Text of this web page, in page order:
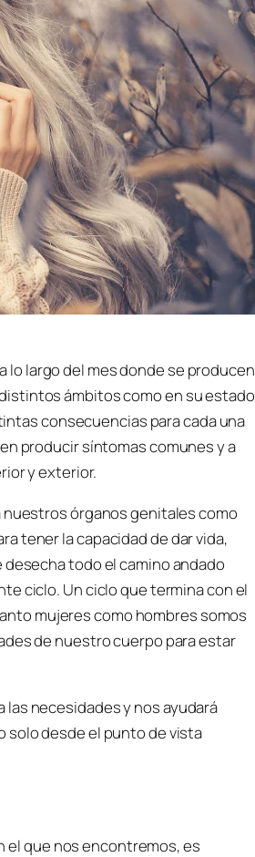
lo largo del mes donde se producen
ámbitos como en su estado
consecuencias para cada una
producir síntomas comunes y a
y exterior.
nuestros órganos genitales como
tener la capacidad de dar vida,
todo el camino andado
ciclo. Un ciclo que termina con el
mujeres como hombres somos
de nuestro cuerpo para estar
necesidades y nos ayudará
solo desde el punto de vista
el que nos encontremos, es